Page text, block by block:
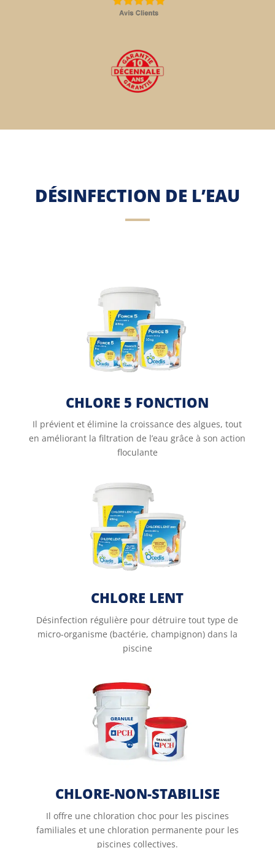
DÉSINFECTION DE L’EAU
CHLORE 5 FONCTION
Il prévient et élimine la croissance des algues, tout
en améliorant la filtration de l’eau grâce à son action
floculante
CHLORE LENT
Désinfection régulière pour détruire tout type de
micro-organisme (bactérie, champignon) dans la
piscine
CHLORE-NON-STABILISE
Il offre une chloration choc pour les piscines
familiales et une chloration permanente pour les
piscines collectives.